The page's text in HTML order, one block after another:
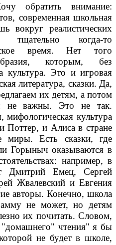
обратить внимание:
современная школьная
вокруг реалистических
тщательно когда-то
время. Нет того
которым, без
культура. Это и игровая
литература, сказки. Да,
их детям, а потом
не важны. Это не так.
мифологическая культура
Поттер, и Алиса в стране
миры. Есть сказки, где
Горыныч оказываются в
например, в
Дмитрий Емец, Сергей
Жвалевский и Евгения
авторы. Конечно, школа
не может, но детям
их почитать. Словом,
"домашнего" чтения" я бы
не будет в школе,